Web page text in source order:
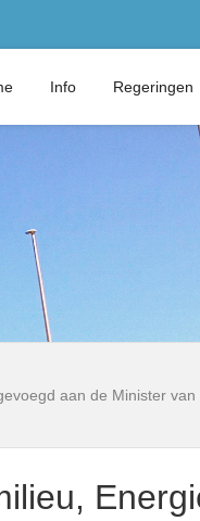
Info Regeringen
aan de Minister